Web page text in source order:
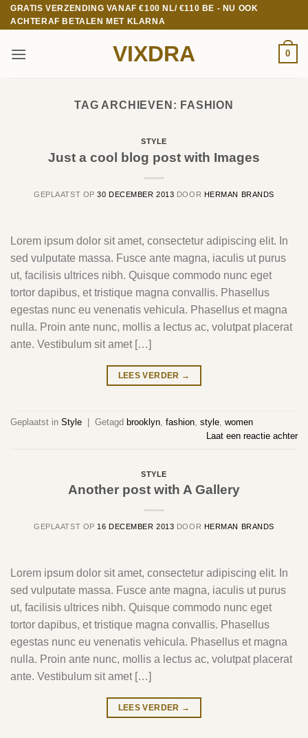
Ga
naar
GRATIS VERZENDING VANAF €100 NL/ €110 BE - NU OOK
ACHTERAF BETALEN MET KLARNA
VIXDRA 0
TAG ARCHIEVEN: FASHION
STYLE
Just a cool blog post with Images
GEPLAATST OP30 DECEMBER 2013 DOOR HERMAN BRANDS
Lorem ipsum dolor sit amet, consectetur adipiscing elit. In
sed vulputate massa. Fusce ante magna, iaculis ut purus
ut, facilisis ultrices nibh. Quisque commodo nunc eget
tortor dapibus, et tristique magna convallis. Phasellus
egestas nunc eu venenatis vehicula. Phasellus et magna
nulla. Proin ante nunc, mollis a lectus ac, volutpat placerat
ante. Vestibulum sit amet […]
LEES VERDER →
Geplaatst in Style Getagd brooklyn fashion style women
Laat een reactie achter
STYLE
Another post with A Gallery
GEPLAATST OP 16 DECEMBER 2013 DOOR HERMAN BRANDS
Lorem ipsum dolor sit amet, consectetur adipiscing elit. In
sed vulputate massa. Fusce ante magna, iaculis ut purus
ut, facilisis ultrices nibh. Quisque commodo nunc eget
tortor dapibus, et tristique magna convallis. Phasellus
egestas nunc eu venenatis vehicula. Phasellus et magna
nulla. Proin ante nunc, mollis a lectus ac, volutpat placerat
ante. Vestibulum sit amet […]
LEES VERDER →